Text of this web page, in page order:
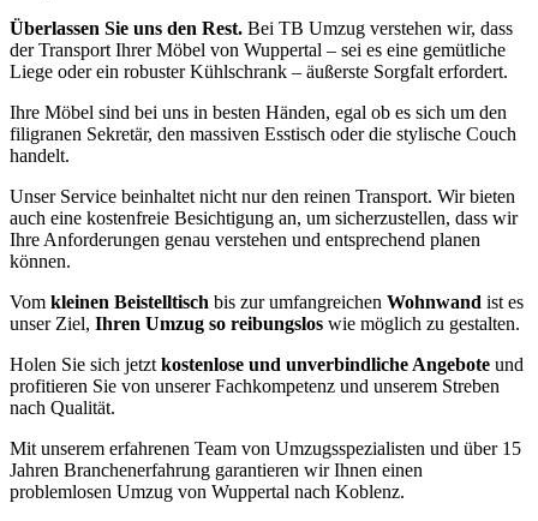
Überlassen Sie uns den Rest. Bei TB Umzug verstehen wir, dass
der Transport Ihrer Möbel von Wuppertal – sei es eine gemütliche
Liege oder ein robuster Kühlschrank – äußerste Sorgfalt erfordert.
Ihre Möbel sind bei uns in besten Händen, egal ob es sich um den
filigranen Sekretär, den massiven Esstisch oder die stylische Couch
handelt.
Unser Service beinhaltet nicht nur den reinen Transport. Wir bieten
auch eine kostenfreie Besichtigung an, um sicherzustellen, dass wir
Ihre Anforderungen genau verstehen und entsprechend planen
können.
Vom kleinen Beistelltisch bis zur umfangreichen Wohnwand ist es
unser Ziel, Ihren Umzug so reibungslos wie möglich zu gestalten.
Holen Sie sich jetzt kostenlose und unverbindliche Angebote und
profitieren Sie von unserer Fachkompetenz und unserem Streben
nach Qualität.
Mit unserem erfahrenen Team von Umzugsspezialisten und über 15
Jahren Branchenerfahrung garantieren wir Ihnen einen
problemlosen Umzug von Wuppertal nach Koblenz.